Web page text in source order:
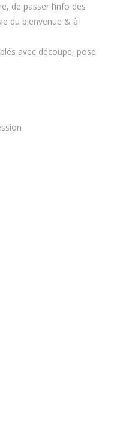
de passer l’info des
du bienvenue & à
avec découpe, pose